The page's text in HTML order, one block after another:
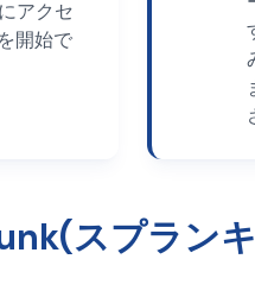
アクセ
開始で
スプラン